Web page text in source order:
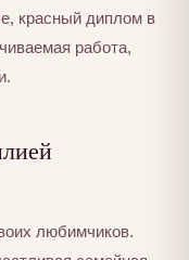
красный диплом в
работа,
любимчиков.